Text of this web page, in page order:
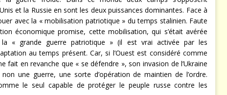
et la Russie en sont les deux puissances dominantes. Face à
avec la « mobilisation patriotique » du temps stalinien. Faute
économique promise, cette mobilisation, qui s’était avérée
« grande guerre patriotique » (il est vrai activée par les
au temps présent. Car, si l’Ouest est considéré comme
fait en revanche que « se défendre », son invasion de l’Ukraine
une guerre, une sorte d’opération de maintien de l’ordre.
le seul capable de protéger le peuple russe contre les